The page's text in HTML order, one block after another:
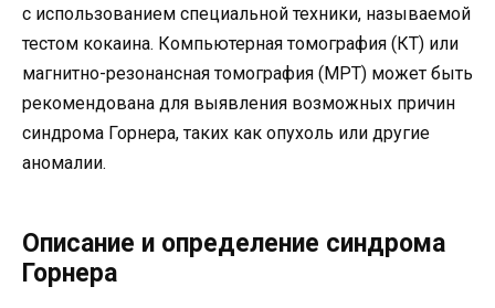
с использованием специальной техники, называемой
тестом кокаина. Компьютерная томография (КТ) или
магнитно-резонансная томография (МРТ) может быть
рекомендована для выявления возможных причин
синдрома Горнера, таких как опухоль или другие
аномалии.
Описание и определение синдрома
Горнера